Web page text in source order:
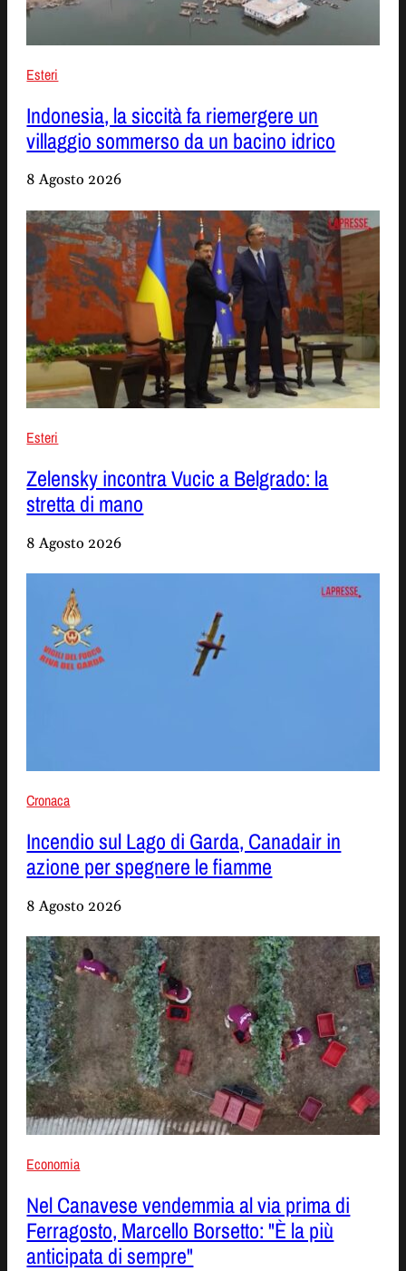
Esteri
Indonesia, la siccità fa riemergere un
villaggio sommerso da un bacino idrico
8 Agosto 2026
Esteri
Zelensky incontra Vucic a Belgrado: la
stretta di mano
8 Agosto 2026
Cronaca
Incendio sul Lago di Garda, Canadair in
azione per spegnere le fiamme
8 Agosto 2026
Economia
Nel Canavese vendemmia al via prima di
Ferragosto, Marcello Borsetto: "È la più
anticipata di sempre"